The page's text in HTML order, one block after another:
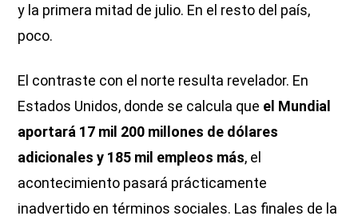
y la primera mitad de julio. En el resto del país,
poco.
El contraste con el norte resulta revelador. En
Estados Unidos, donde se calcula que el Mundial
aportará 17 mil 200 millones de dólares
adicionales y 185 mil empleos más, el
acontecimiento pasará prácticamente
inadvertido en términos sociales. Las finales de la